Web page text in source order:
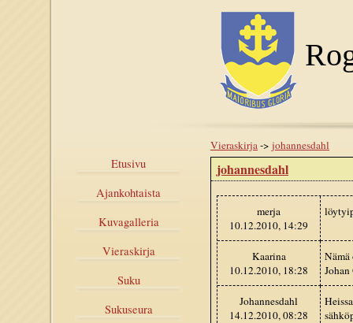
Etusivu
Ajankohtaista
Kuvagalleria
Vieraskirja
Suku
Sukuseura
Vieraskirja-> johannesdahl
johannesdahl
merja
10.12.2010, 14:29
Kaarina
10.12.2010, 18:28
Nämä
Johannesdahl
14.12.2010, 08:28